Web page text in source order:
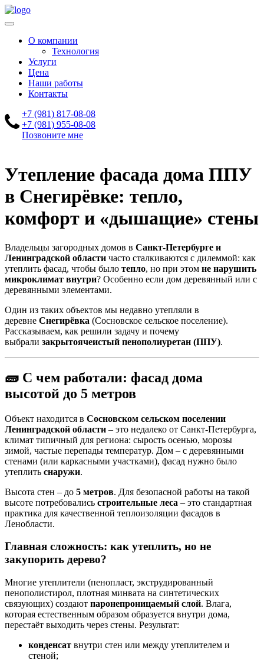
О компании
Технология
Услуги
Цена
Наши работы
Контакты
+7 (981) 817-08-08
+7 (981) 955-08-08
Позвоните мне
Утепление фасада дома ППУ
в Снегирёвке: тепло,
комфорт и «дышащие» стены
Владельцы загородных домов в Санкт-Петербурге и
Ленинградской области часто сталкиваются с дилеммой: как
утеплить фасад, чтобы было тепло, но при этом не нарушить
микроклимат внутри? Особенно если дом деревянный или с
деревянными элементами.
Один из таких объектов мы недавно утепляли в
деревне Снегирёвка (Сосновское сельское поселение).
Рассказываем, как решили задачу и почему
выбрали закрытоячеистый пенополиуретан (ППУ).
🧱 С чем работали: фасад дома
высотой до 5 метров
Объект находится в Сосновском сельском поселении
Ленинградской области – это недалеко от Санкт-Петербурга,
климат типичный для региона: сырость осенью, морозы
зимой, частые перепады температур. Дом – с деревянными
стенами (или каркасными участками), фасад нужно было
утеплить снаружи.
Высота стен – до 5 метров. Для безопасной работы на такой
высоте потребовались строительные леса – это стандартная
практика для качественной теплоизоляции фасадов в
Ленобласти.
Главная сложность: как утеплить, но не
закупорить дерево?
Многие утеплители (пенопласт, экструдированный
пенополистирол, плотная минвата на синтетических
связующих) создают паронепроницаемый слой. Влага,
которая естественным образом образуется внутри дома,
перестаёт выходить через стены. Результат:
конденсат внутри стен или между утеплителем и
стеной;